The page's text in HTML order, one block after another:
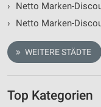
›
Netto Marken-
›
Netto Marken-
WEITERE STÄDTE
Top Kategorien